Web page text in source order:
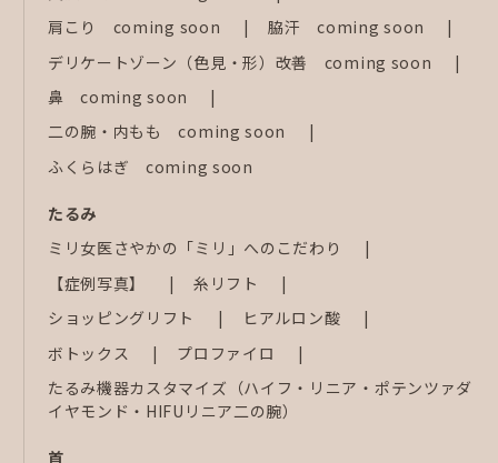
肩こり coming soon
脇汗 coming soon
デリケートゾーン（色見・形）改善 coming soon
鼻 coming soon
二の腕・内もも coming soon
ふくらはぎ coming soon
たるみ
ミリ女医さやかの「ミリ」へのこだわり
【症例写真】
糸リフト
ショッピングリフト
ヒアルロン酸
ボトックス
プロファイロ
たるみ機器カスタマイズ（ハイフ・リニア・ポテンツァダ
イヤモンド・HIFUリニア二の腕）
首